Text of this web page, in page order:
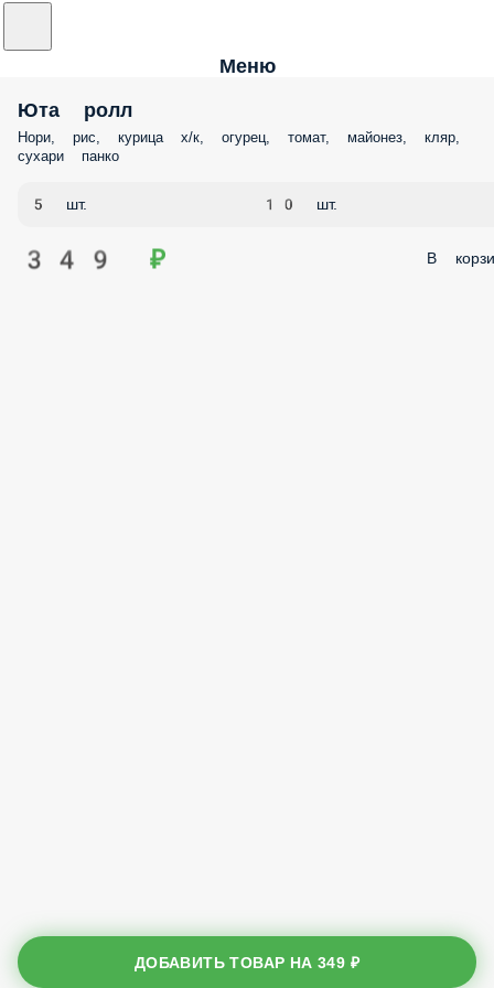
Меню
Юта ролл
Нори, рис, курица х/к, огурец, томат, майонез, кляр,
сухари панко
5 шт. 10 шт.
349 ₽ В
ДОБАВИТЬ ТОВАР НА349 ₽